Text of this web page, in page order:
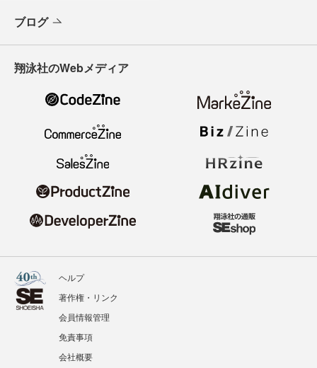
ブログ
翔泳社のWebメディア
ヘルプ
著作権・リンク
会員情報管理
免責事項
会社概要